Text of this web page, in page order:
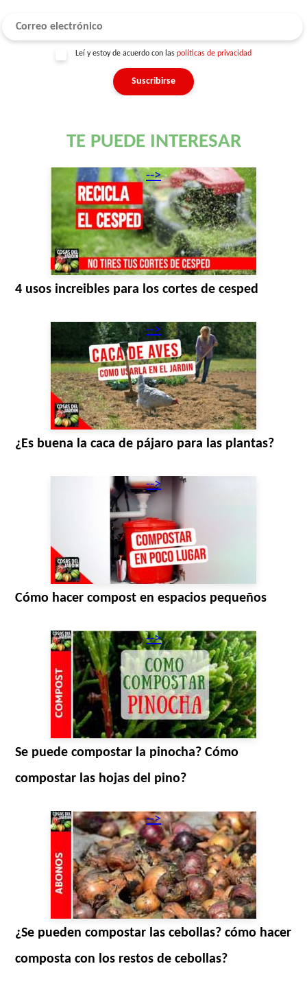
Leí y estoy de acuerdo con las políticas de privacidad
TE PUEDE INTERESAR
-->
4 usos increibles para los cortes de cesped
-->
¿Es buena la caca de pájaro para las plantas?
-->
Cómo hacer compost en espacios pequeños
-->
Se puede compostar la pinocha? Cómo
compostar las hojas del pino?
-->
¿Se pueden compostar las cebollas? cómo hacer
composta con los restos de cebollas?